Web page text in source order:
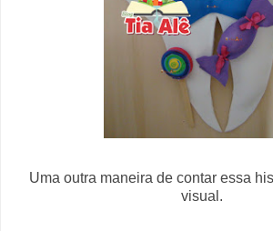
Uma outra maneira de contar essa
visual.